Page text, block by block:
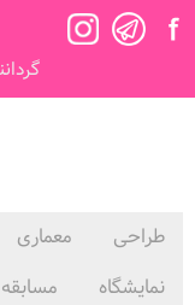
طراحی معماری
نمایشگاه
مسابقه